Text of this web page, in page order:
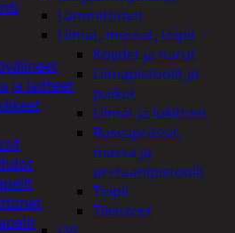
Lämmittimet
Liimat, massat, teipit
Köydet ja narut
Liimapistoolit ja
puikot
Liimat ja lukitteet
Rasvaprässit,
massa ja
uretaanipistoolit
Teipit
Tiivisteet
ja laitteet